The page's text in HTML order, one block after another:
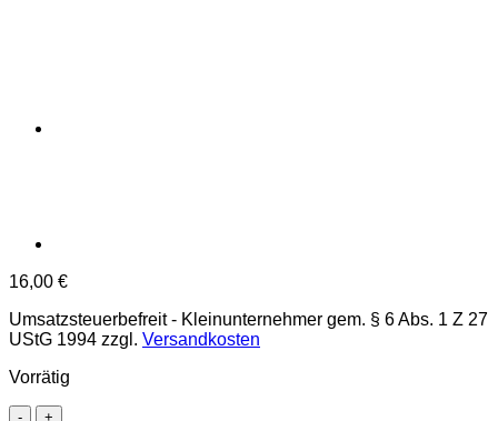
16,00 €
Umsatzsteuerbefreit - Kleinunternehmer gem. § 6 Abs. 1 Z 27
UStG 1994 zzgl. Versandkosten
Vorrätig
Melk(NÖ)